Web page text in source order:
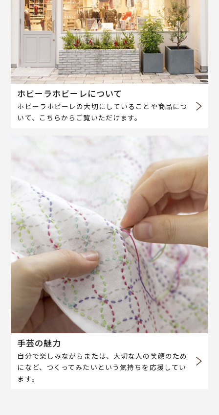
ホビーラホビーレについて
ホビーラホビーレの大切にしていることや商品につ
いて、こちらからご覧いただけます。
手芸の魅力
自分で楽しみながらまたは、大切な人の笑顔のため
になど、つくってみたいという気持ちを応援してい
ます。